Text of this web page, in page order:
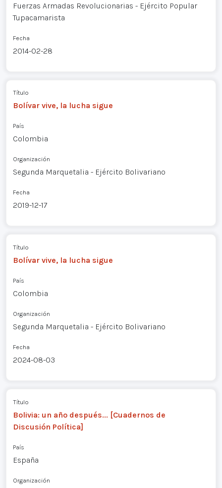
Fuerzas Armadas Revolucionarias - Ejército Popular
Tupacamarista
Fecha
2014-02-28
Título
Bolívar vive, la lucha sigue
País
Colombia
Organización
Segunda Marquetalia - Ejército Bolivariano
Fecha
2019-12-17
Título
Bolívar vive, la lucha sigue
País
Colombia
Organización
Segunda Marquetalia - Ejército Bolivariano
Fecha
2024-08-03
Título
Bolivia: un año después... [Cuadernos de
Discusión Política]
País
España
Organización